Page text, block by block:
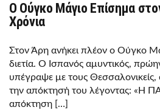
Ο Ούγκο Μάγιο Επίσημα
Χρόνια
Στον Άρη ανήκει πλέον ο Ούγκο
διετία. Ο Ισπανός αμυντικός,
υπέγραψε με τους Θεσσαλονικείς,
την απόκτησή του λέγοντας: «Η
απόκτηση […]